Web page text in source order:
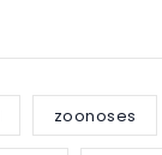
zoonoses